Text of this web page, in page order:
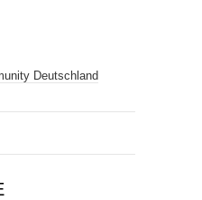
Deutschland